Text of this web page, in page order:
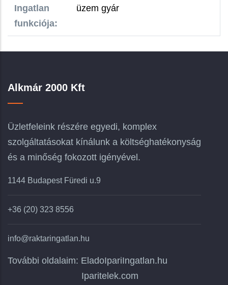
Ingatlan
funkciója:
üzem gyár
Alkmár 2000 Kft
Üzletfeleink részére egyedi, komplex
szolgáltatásokat kínálunk a költséghatékonyság
és a minőség fokozott igényével.
1144 Budapest Füredi u.9
+36 (20) 323 8556
info@raktaringatlan.hu
További oldalaim: EladoIpariIngatlan.hu
Iparitelek.com